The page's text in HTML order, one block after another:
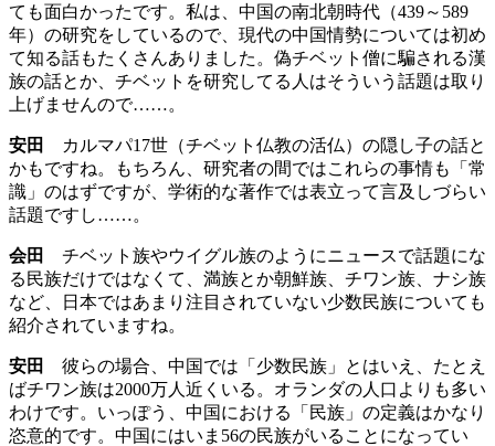
ても面白かったです。私は、中国の南北朝時代（439～589
年）の研究をしているので、現代の中国情勢については初め
て知る話もたくさんありました。偽チベット僧に騙される漢
族の話とか、チベットを研究してる人はそういう話題は取り
上げませんので……。
安田
カルマパ17世（チベット仏教の活仏）の隠し子の話と
かもですね。もちろん、研究者の間ではこれらの事情も「常
識」のはずですが、学術的な著作では表立って言及しづらい
話題ですし……。
会田
チベット族やウイグル族のようにニュースで話題にな
る民族だけではなくて、満族とか朝鮮族、チワン族、ナシ族
など、日本ではあまり注目されていない少数民族についても
紹介されていますね。
安田
彼らの場合、中国では「少数民族」とはいえ、たとえ
ばチワン族は2000万人近くいる。オランダの人口よりも多い
わけです。いっぽう、中国における「民族」の定義はかなり
恣意的です。中国にはいま56の民族がいることになってい